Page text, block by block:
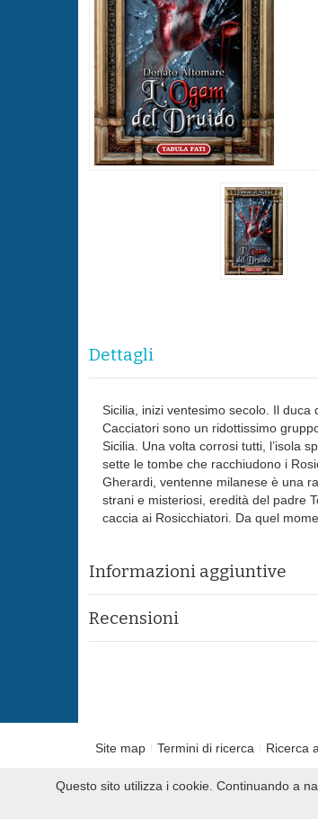
Questo sito utilizza i cookie. Continuando a
Dettagli
Sicilia, inizi ventesimo secolo. Il
Cacciatori sono un ridottissimo
Sicilia. Una volta corrosi tutti, l’isola
sette le tombe che racchiudono i
Gherardi, ventenne milanese è una
strani e misteriosi, eredità del padre
caccia ai Rosicchiatori. Da quel
Informazioni aggiuntive
Recensioni
Site map Termini di ricerca Ricerca